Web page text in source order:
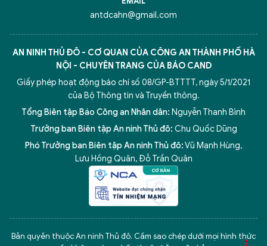
antdcahn@gmail.com
AN NINH THỦ ĐÔ - CƠ QUAN CỦA CÔNG AN THÀNH PHỐ HÀ
NỘI - CHUYÊN TRANG CỦA BÁO CAND
Giấy phép hoạt động báo chí số 08/GP-BTTTT, ngày 5/1/2021
của Bộ Thông tin và Truyền thông.
Tổng Biên tập Báo Công an Nhân dân: Nguyễn Thanh Bình
Trưởng ban Biên tập An ninh Thủ đô: Chu Quốc Dũng
Phó Trưởng ban Biên tập An ninh Thủ đô:Vũ Mạnh Hùng,
Lưu Hồng Quân, Đỗ Trần Quân
Bản quyền thuộc An ninh Thủ đô. Cấm sao chép dưới mọi hình thức
5 điểm nghẽn của Hà Nội giải pháp xử lý điểm nghẽn của